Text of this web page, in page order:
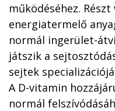
működéséhez.
energiatermelő
normál ingerület-
játszik a
sejtek
A D-vitamin
normál